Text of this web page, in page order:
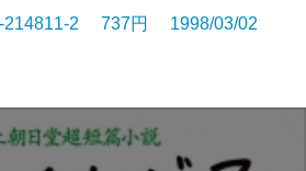
214811-2 737円 1998/03/02